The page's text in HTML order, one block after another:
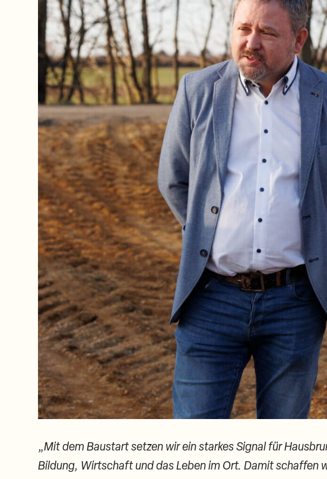
„Mit dem Baustart setzen wir ein starkes Signal für
Bildung, Wirtschaft und das Leben im Ort. Damit schaffen